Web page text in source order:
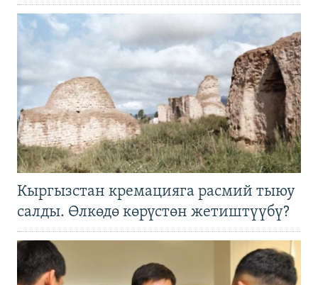
Кыргызстан кремацияга расмий тыюу
салды. Өлкөдө көрүстөн жетиштүүбү?